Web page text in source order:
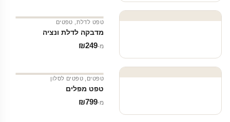
טפט לדלת טפטים
מדבקה לדלת ונציה
מ‑ ₪249
טפטים טפטים לסלון
טפט מפלים
מ‑ ₪799